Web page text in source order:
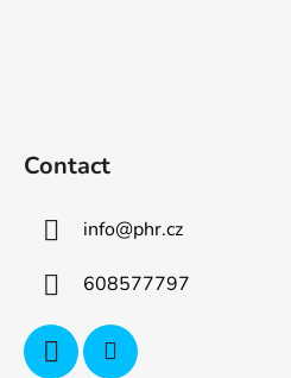
Contact
info@phr.cz
608577797